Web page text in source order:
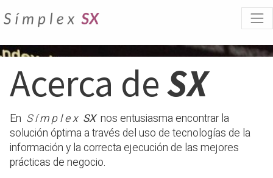
Acerca deSX
En S í m p l e x SXnos entusiasma encontrar la
solución óptima a través del uso de tecnologías de la
información y la correcta ejecución de las mejores
prácticas de negocio.